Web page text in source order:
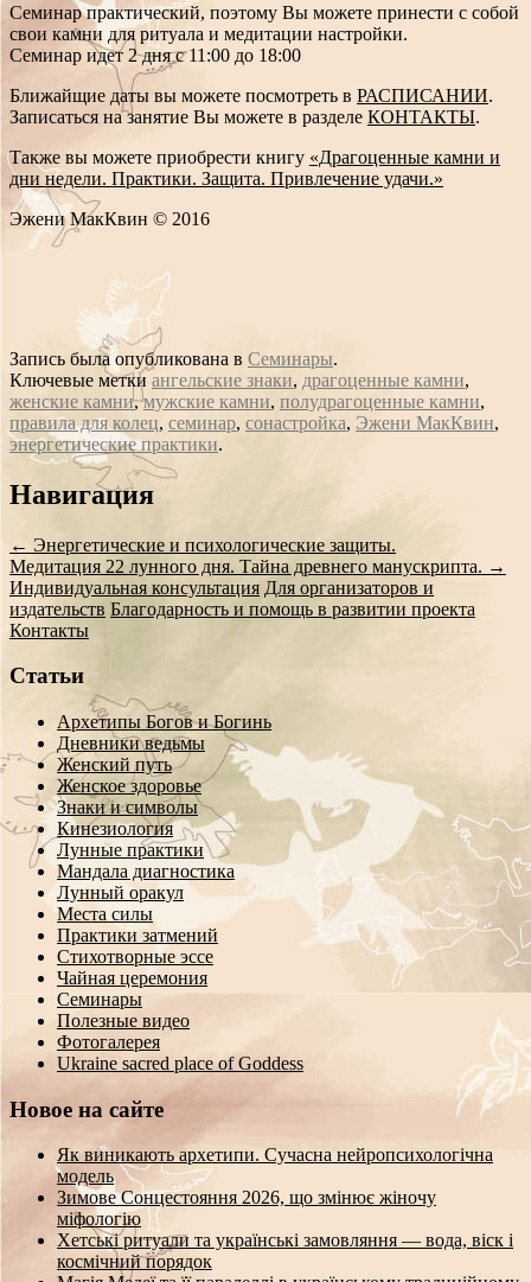
Семинар практический, поэтому Вы можете принести с собой
свои камни для ритуала и медитации настройки.
Семинар идет 2 дня с 11:00 до 18:00
Ближайщие даты вы можете посмотреть в РАСПИСАНИИ.
Записаться на занятие Вы можете в разделе КОНТАКТЫ.
Также вы можете приобрести книгу «Драгоценные камни и
дни недели. Практики. Защита. Привлечение удачи.»
Эжени МакКвин © 2016
Запись была опубликована в Семинары.
Ключевые метки ангельские знаки, драгоценные камни,
женские камни,мужские камни, полудрагоценные камни,
правила для колец, семинар, сонастройка, Эжени МакКвин,
энергетические практики.
Сообщение
Навигация
← Энергетические и психологические защиты.
Медитация 22 лунного дня. Тайна древнего манускрипта. →
Индивидуальная консультация Для организаторов и
издательств Благодарность и помощь в развитии проекта
Контакты
Статьи
Архетипы Богов и Богинь
Дневники ведьмы
Женский путь
Женское здоровье
Знаки и символы
Кинезиология
Лунные практики
Мандала диагностика
Лунный оракул
Места силы
Практики затмений
Стихотворные эссе
Чайная церемония
Семинары
Полезные видео
Фотогалерея
Ukraine sacred place of Goddess
Новое на сайте
Як виникають архетипи. Сучасна нейропсихологічна
модель
Зимове Сонцестояння 2026, що змінює жіночу
міфологію
Хетські ритуали та українські замовляння — вода, віск і
космічний порядок